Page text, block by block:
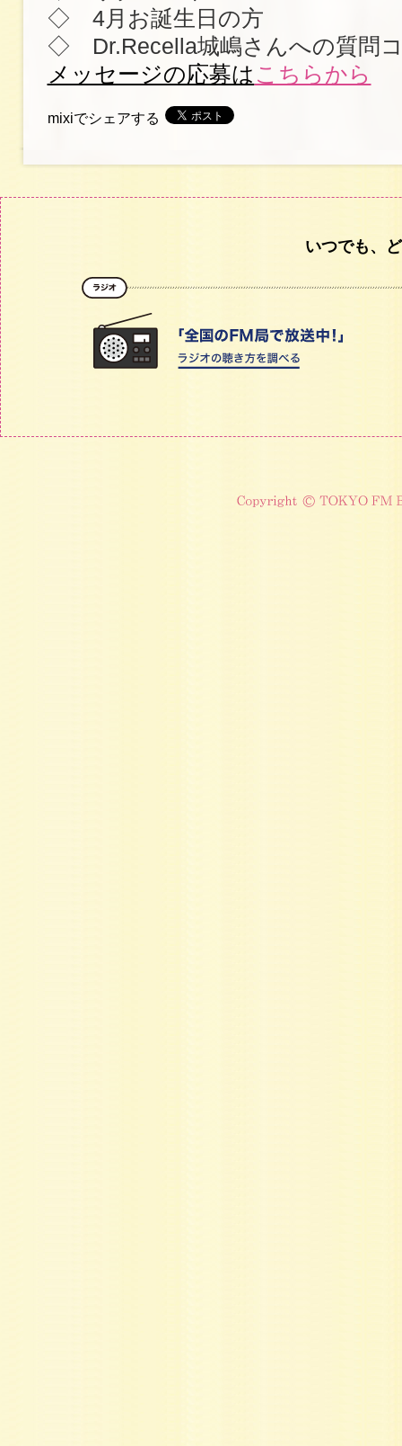
◇ 4月お誕生日の方
◇ Dr.Recella城嶋さんへの質問
メッセージの応募は こちらから
mixiでシェアする
いつでも、